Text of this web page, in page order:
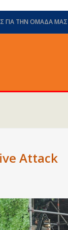
ΓΙΑ ΤΗΝ ΟΜΆΔΑ ΜΑΣ
Attack